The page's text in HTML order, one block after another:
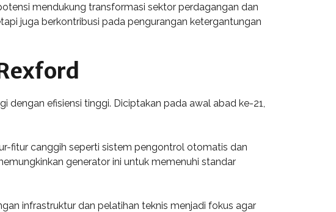
mendukung transformasi sektor perdagangan dan
juga berkontribusi pada pengurangan ketergantungan
efisiensi tinggi. Diciptakan pada awal abad ke-21,
fitur canggih seperti sistem pengontrol otomatis dan
generator ini untuk memenuhi standar
infrastruktur dan pelatihan teknis menjadi fokus agar